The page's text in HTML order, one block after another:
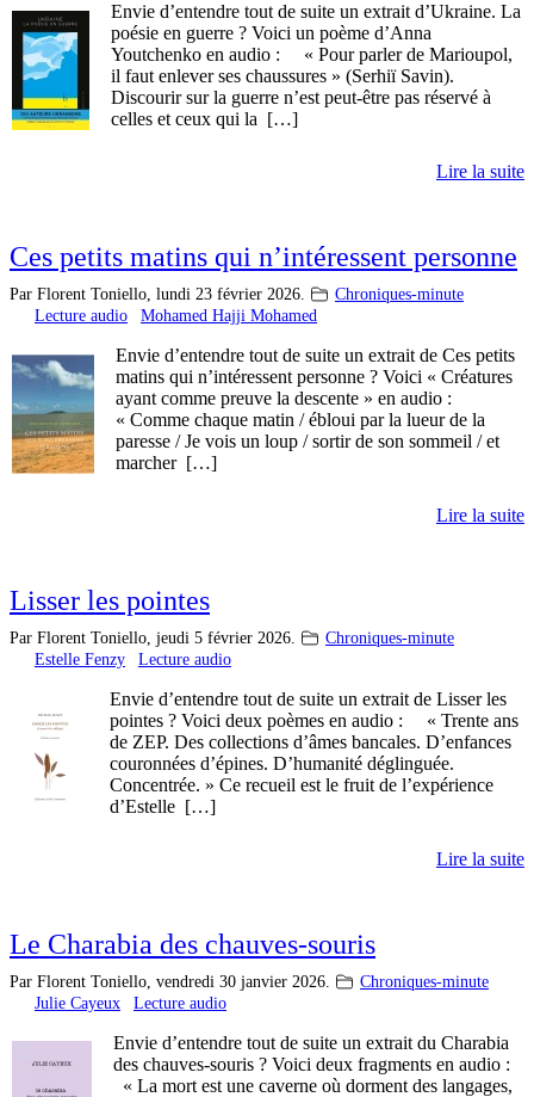
Envie d’entendre tout de suite un extrait d’Ukraine. La
poésie en guerre ? Voici un poème d’Anna
Youtchenko en audio : « Pour parler de Marioupol,
il faut enlever ses chaussures » (Serhiï Savin).
Discourir sur la guerre n’est peut-être pas réservé à
celles et ceux qui la […]
Lire la suite
Ces petits matins qui n’intéressent personne
Par Florent Toniello, lundi 23 février 2026.
Chroniques-minute
Lecture audio
Mohamed Hajji Mohamed
Envie d’entendre tout de suite un extrait de Ces petits
matins qui n’intéressent personne ? Voici « Créatures
ayant comme preuve la descente » en audio :
« Comme chaque matin / ébloui par la lueur de la
paresse / Je vois un loup / sortir de son sommeil / et
marcher […]
Lire la suite
Lisser les pointes
Par Florent Toniello, jeudi 5 février 2026.
Chroniques-minute
Estelle Fenzy
Lecture audio
Envie d’entendre tout de suite un extrait de Lisser les
pointes ? Voici deux poèmes en audio : « Trente ans
de ZEP. Des collections d’âmes bancales. D’enfances
couronnées d’épines. D’humanité déglinguée.
Concentrée. » Ce recueil est le fruit de l’expérience
d’Estelle […]
Lire la suite
Le Charabia des chauves-souris
Par Florent Toniello, vendredi 30 janvier 2026.
Chroniques-minute
Julie Cayeux
Lecture audio
Envie d’entendre tout de suite un extrait du Charabia
des chauves-souris ? Voici deux fragments en audio :
« La mort est une caverne où dorment des langages,